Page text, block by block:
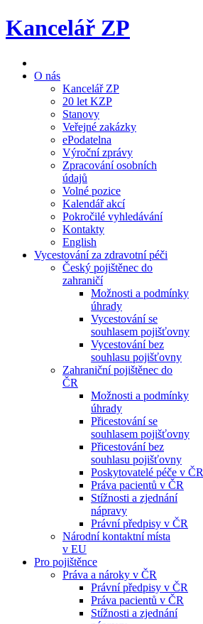
Kancelář ZP
O nás
Kancelář ZP
20 let KZP
Stanovy
Veřejné zakázky
ePodatelna
Výroční zprávy
Zpracování osobních
údajů
Volné pozice
Kalendář akcí
Pokročilé vyhledávání
Kontakty
English
Vycestování za zdravotní péči
Český pojištěnec do
zahraničí
Možnosti a podmínky
úhrady
Vycestování se
souhlasem pojišťovny
Vycestování bez
souhlasu pojišťovny
Zahraniční pojištěnec do
ČR
Možnosti a podmínky
úhrady
Přicestování se
souhlasem pojišťovny
Přicestování bez
souhlasu pojišťovny
Poskytovatelé péče v ČR
Práva pacientů v ČR
Stížnosti a zjednání
nápravy
Právní předpisy v ČR
Národní kontaktní místa
v EU
Pro pojištěnce
Práva a nároky v ČR
Právní předpisy v ČR
Práva pacientů v ČR
Stížnosti a zjednání